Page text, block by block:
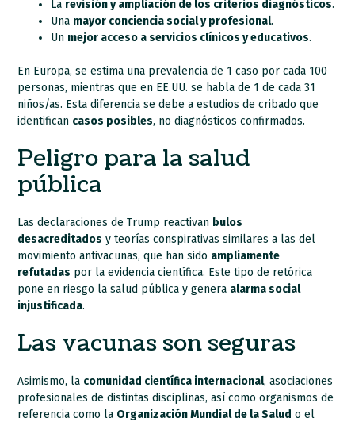
La revisión y ampliación de los criterios diagnósticos.
Una mayor conciencia social y profesional.
Un mejor acceso a servicios clínicos y educativos.
En Europa, se estima una prevalencia de 1 caso por cada 100
personas, mientras que en EE.UU. se habla de 1 de cada 31
niños/as. Esta diferencia se debe a estudios de cribado que
identifican casos posibles, no diagnósticos confirmados.
Peligro para la salud
pública
Las declaraciones de Trump reactivan bulos
desacreditados y teorías conspirativas similares a las del
movimiento antivacunas, que han sido ampliamente
refutadas por la evidencia científica. Este tipo de retórica
pone en riesgo la salud pública y genera alarma social
injustificada.
Las vacunas son seguras
Asimismo, la comunidad científica internacional, asociaciones
profesionales de distintas disciplinas, así como organismos de
referencia como la Organización Mundial de la Salud o el